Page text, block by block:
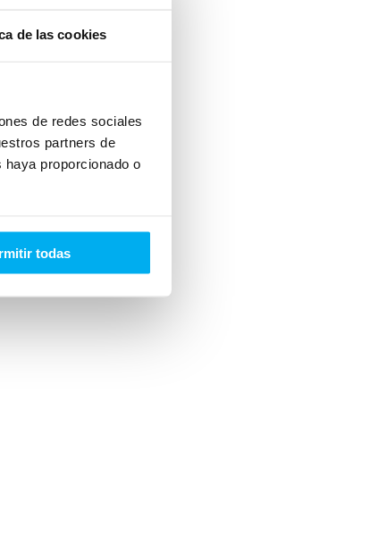
de las cookies
de redes sociales
partners de
proporcionado o
todas